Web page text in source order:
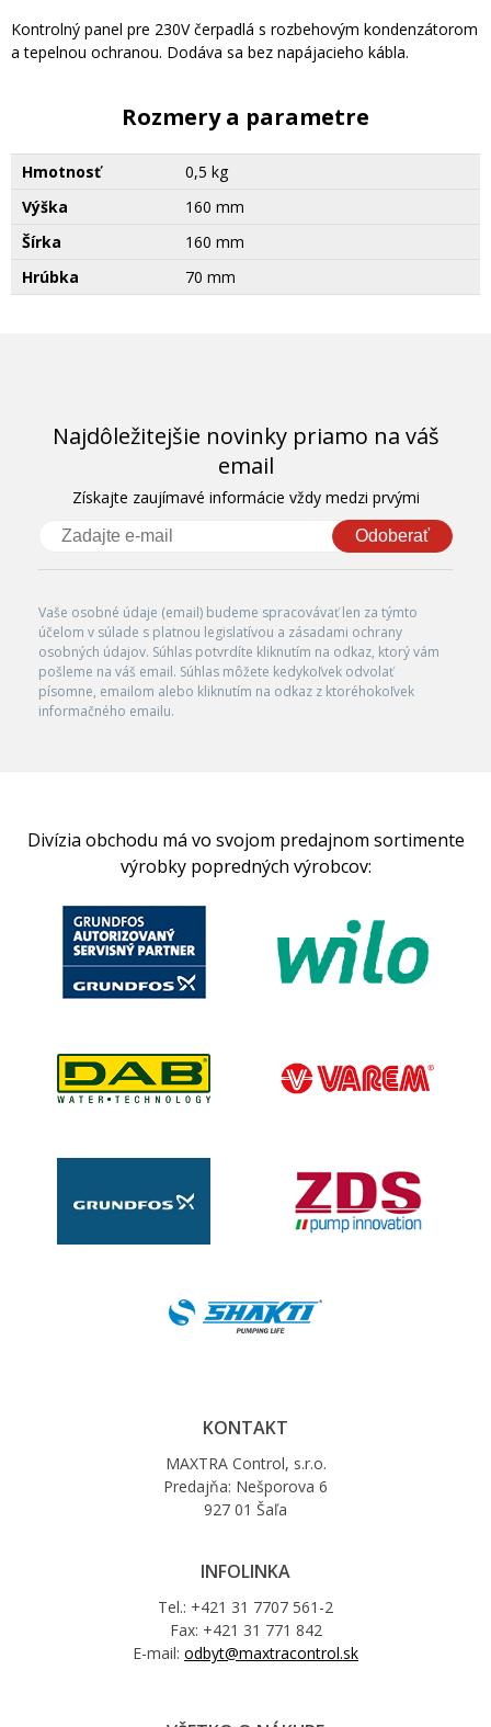
Kontrolný panel pre 230V čerpadlá s rozbehovým kondenzátorom
a tepelnou ochranou. Dodáva sa bez napájacieho kábla.
Rozmery a parametre
Hmotnosť
0,5 kg
Výška
160 mm
Šírka
160 mm
Hrúbka
70 mm
Najdôležitejšie novinky priamo na váš
email
Získajte zaujímavé informácie vždy medzi prvými
Odoberať
Vaše osobné údaje (email) budeme spracovávať len za týmto
účelom v súlade s platnou legislatívou a zásadami ochrany
osobných údajov. Súhlas potvrdíte kliknutím na odkaz, ktorý vám
pošleme na váš email. Súhlas môžete kedykoľvek odvolať
písomne, emailom alebo kliknutím na odkaz z ktoréhokoľvek
informačného emailu.
Divízia obchodu má vo svojom predajnom sortimente
výrobky popredných výrobcov:
KONTAKT
MAXTRA Control, s.r.o.
Predajňa: Nešporova 6
927 01 Šaľa
INFOLINKA
Tel.: +421 31 7707 561-2
Fax: +421 31 771 842
E-mail: odbyt@maxtracontrol.sk